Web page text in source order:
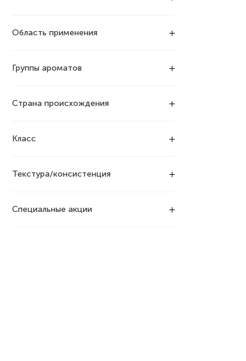
Область применения
Группы ароматов
Страна происхождения
Класс
Текстура/консистенция
Специальные акции